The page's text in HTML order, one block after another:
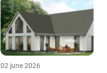
02 june 2026